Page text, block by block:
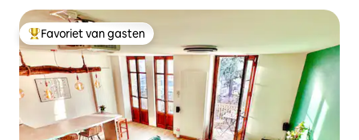
Topfavoriet van gasten
Favoriet van gasten